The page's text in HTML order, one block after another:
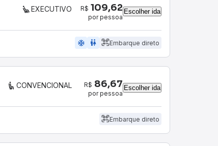
EXECUTIVO R$ 109,62
por pessoa
Escolher ida
ac_unit wc Embarque direto
CONVENCIONAL R$ 86,67
por pessoa
Escolher ida
Embarque direto